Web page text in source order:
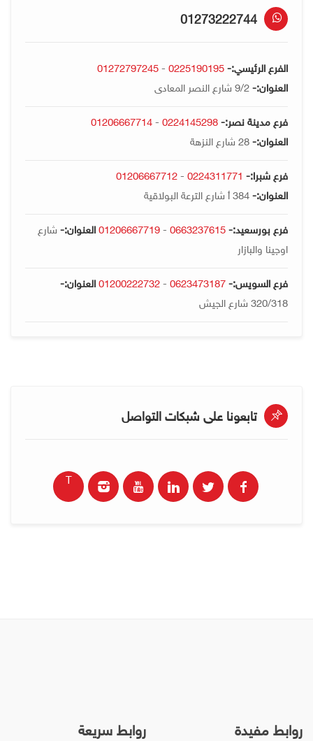
01273222744
الفرع الرئيسي:- 0225190195
-
01272797245
العنوان:- 9/2 شارع النصر المعادى
فرع مدينة نصر:- 0224145298
-
01206667714
العنوان:- 28 شارع النزهة
فرع شبرا:- 0224311771
-
01206667712
العنوان:- 384 أ شارع الترعة البولاقية
فرع بورسعيد:- 0663237615
-
01206667719 العنوان:- شارع
اوجينا والبازار
فرع السويس:- 0623473187
-
01200222732 العنوان:-
320/318 شارع الجيش
تابعونا على شبكات التواصل
روابط سريعة روابط مفيدة